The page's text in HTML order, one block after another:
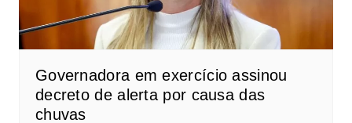
Governadora em exercício assinou
decreto de alerta por causa das
chuvas